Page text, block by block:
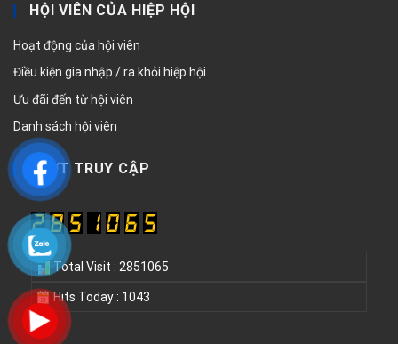
HỘI VIÊN CỦA HIỆP HỘI
Hoạt động của hội viên
Điều kiện gia nhập / ra khỏi hiệp hội
Ưu đãi đến từ hội viên
Danh sách hội viên
LƯỢT TRUY CẬP
Total Visit : 2851065
Hits Today : 1043